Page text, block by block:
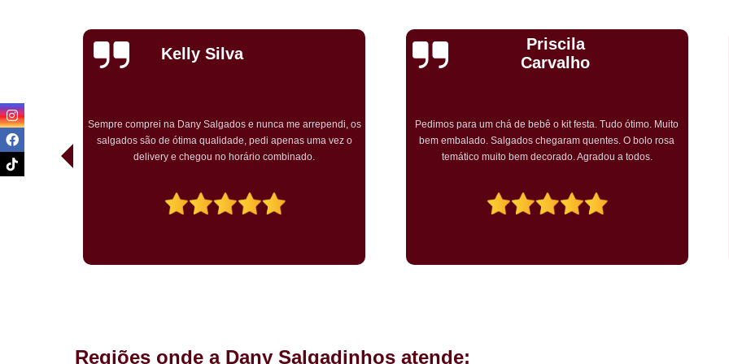
Kit Completo de Festa Pq Bristol
Kit Completo Festa Sacomã
Kit Festa
Kit Festa Infantil Completo
Mini Pastel de Festa Heliópolis
os
o
Priscila
Carvalho
Pedimos para um chá de bebê o kit festa. Tudo ótimo. Muito
bem embalado. Salgados chegaram quentes. O bolo rosa
temático muito bem decorado. Agradou a todos.
Cristiane Dramali de
Oliveira
encomendei para o aniversário da minha mãe! Todos os
convidados gostaram muito! O preço também foi excelente e
tornarei a encomendar!
Regiões onde a Dany Salgadinhos atende: